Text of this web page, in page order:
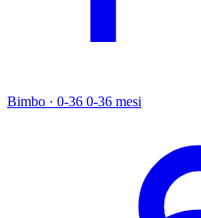
Bimbo · 0-36 0-36 mesi